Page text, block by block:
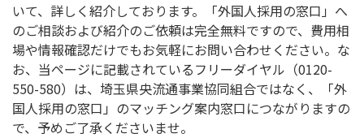
いて、詳しく紹介しております。「外国人採用の窓口」へ
のご相談および紹介のご依頼は完全無料ですので、費用相
場や情報確認だけでもお気軽にお問い合わせください。な
お、当ページに記載されているフリーダイヤル（0120-
550-580）は、埼玉県央流通事業協同組合ではなく、「外
国人採用の窓口」のマッチング案内窓口につながりますの
で、予めご了承くださいませ。